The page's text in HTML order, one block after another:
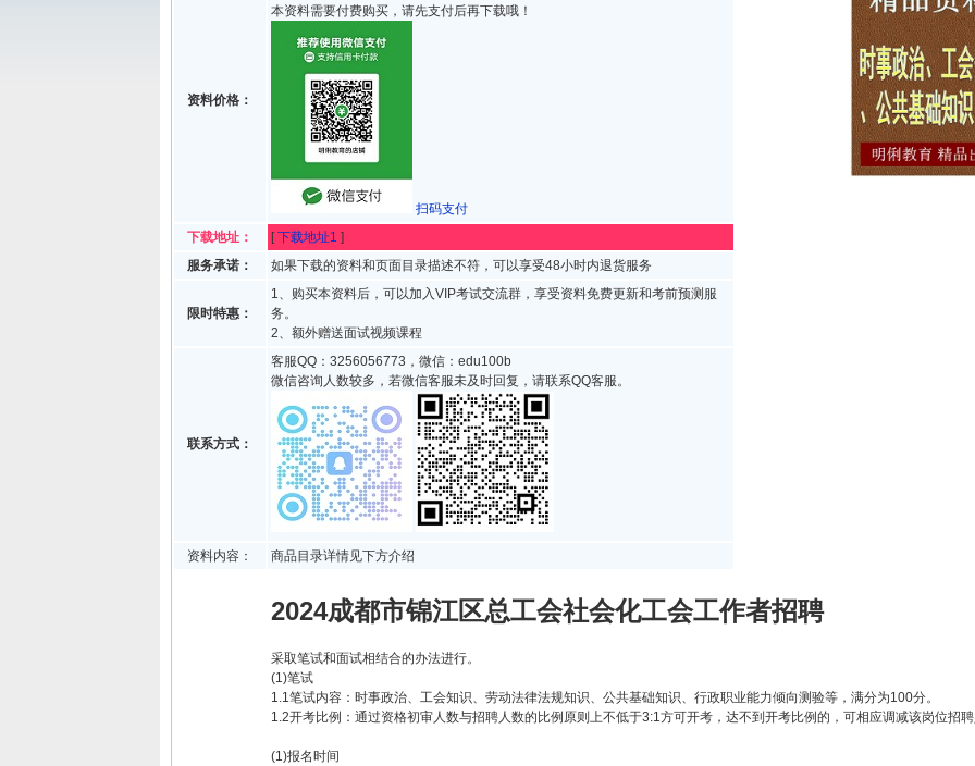
资料价格：
本资料需要付费购买，请先支付后再下载哦！
扫码支付
下载地址：
[下载地址1 ]
服务承诺：
如果下载的资料和页面目录描述不符，可以享受48小时内退货服务
限时特惠：
1、购买本资料后，可以加入VIP考试交流群，享受资料免费更新和考前预测服
务。
2、额外赠送面试视频课程
联系方式：
客服QQ：3256056773，微信：edu100b
微信咨询人数较多，若微信客服未及时回复，请联系QQ客服。
资料内容： 商品目录详情见下方介绍
2024成都市锦江区总工会社会化工会工作者招聘
采取笔试和面试相结合的办法进行。
(1)笔试
1.1笔试内容：时事政治、工会知识、劳动法律法规知识、公共基础知识、行政职业能力倾向测验等，满分为100分。
1.2开考比例：通过资格初审人数与招聘人数的比例原则上不低于3:1方可开考，达不到开考比例的，可相应调减该岗位招
(1)报名时间